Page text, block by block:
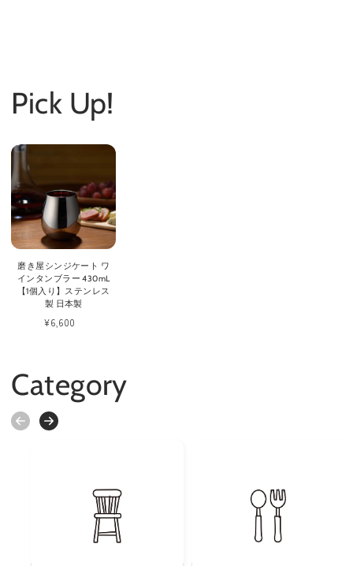
Pick Up!
磨き屋シンジケート ワ
インタンブラー 430mL
【1個入り】ステンレス
製 日本製
¥6,600
Category